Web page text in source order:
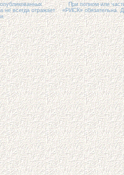
не всегда отражает
При полном или
«РИСК» обязательна.